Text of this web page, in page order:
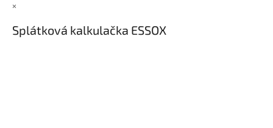
×
Splátková kalkulačka ESSOX